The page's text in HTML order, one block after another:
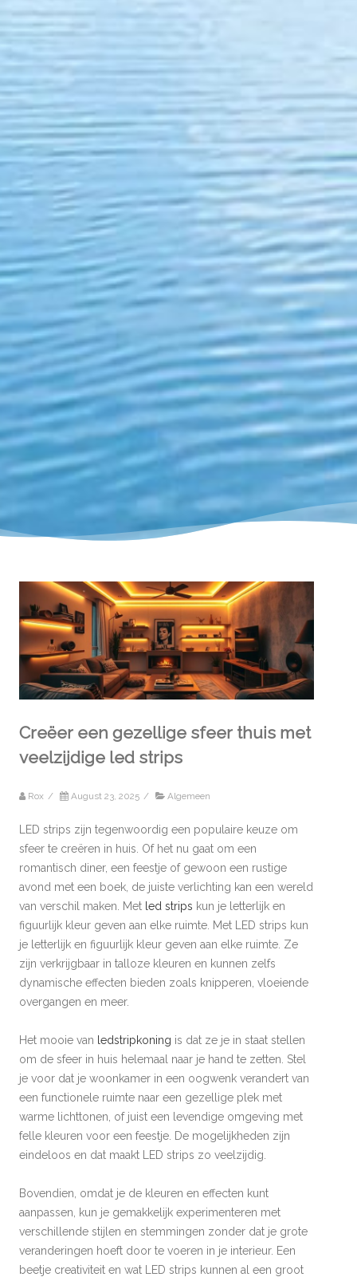
Creëer een gezellige sfeer thuis met
veelzijdige led strips
Rox / August 23, 2025 / Algemeen
LED strips zijn tegenwoordig een populaire keuze om
sfeer te creëren in huis. Of het nu gaat om een
romantisch diner, een feestje of gewoon een rustige
avond met een boek, de juiste verlichting kan een wereld
van verschil maken. Met led strips kun je letterlijk en
figuurlijk kleur geven aan elke ruimte. Met LED strips kun
je letterlijk en figuurlijk kleur geven aan elke ruimte. Ze
zijn verkrijgbaar in talloze kleuren en kunnen zelfs
dynamische effecten bieden zoals knipperen, vloeiende
overgangen en meer.
Het mooie van ledstripkoning is dat ze je in staat stellen
om de sfeer in huis helemaal naar je hand te zetten. Stel
je voor dat je woonkamer in een oogwenk verandert van
een functionele ruimte naar een gezellige plek met
warme lichttonen, of juist een levendige omgeving met
felle kleuren voor een feestje. De mogelijkheden zijn
eindeloos en dat maakt LED strips zo veelzijdig.
Bovendien, omdat je de kleuren en effecten kunt
aanpassen, kun je gemakkelijk experimenteren met
verschillende stijlen en stemmingen zonder dat je grote
veranderingen hoeft door te voeren in je interieur. Een
beetje creativiteit en wat LED strips kunnen al een groot